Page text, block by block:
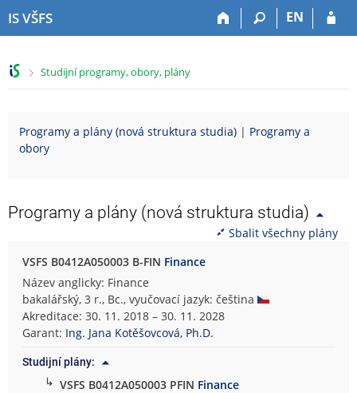
IS VŠFS EN
>
Studijní programy, obory, plány
Programy a plány (nová struktura studia) | Programy a
obory
Programy a plány (nová struktura studia)
Sbalit všechny plány
VSFS B0412A050003 B-FIN Finance
Název anglicky: Finance
bakalářský, 3 r., Bc., vyučovací jazyk: čeština
Akreditace: 30. 11. 2018 – 30. 11. 2028
Garant: Ing. Jana Kotěšovcová, Ph.D.
Studijní plány:
↳ VSFS B0412A050003 PFIN Finance